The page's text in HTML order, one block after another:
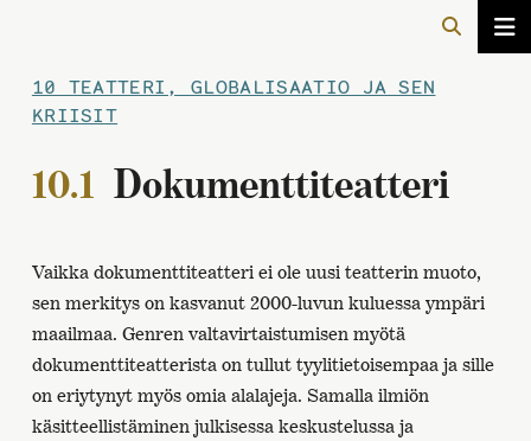
10 TEATTERI, GLOBALISAATIO JA SEN
KRIISIT
10.1 Dokumenttiteatteri
Vaikka dokumenttiteatteri ei ole uusi teatterin muoto,
sen merkitys on kasvanut 2000-luvun kuluessa ympäri
maailmaa. Genren valtavirtaistumisen myötä
dokumenttiteatterista on tullut tyylitietoisempaa ja sille
on eriytynyt myös omia alalajeja. Samalla ilmiön
käsitteellistäminen julkisessa keskustelussa ja